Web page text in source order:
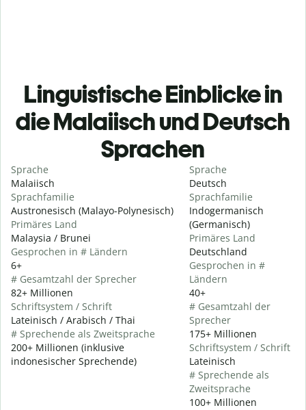
Linguistische Einblicke in
die Malaiisch und Deutsch
Sprachen
Sprache
Malaiisch
Sprachfamilie
Austronesisch (Malayo-Polynesisch)
Primäres Land
Malaysia / Brunei
Gesprochen in # Ländern
6+
# Gesamtzahl der Sprecher
82+ Millionen
Schriftsystem / Schrift
Lateinisch / Arabisch / Thai
# Sprechende als Zweitsprache
200+ Millionen (inklusive
indonesischer Sprechende)
Sprache
Deutsch
Sprachfamilie
Indogermanisch
(Germanisch)
Primäres Land
Deutschland
Gesprochen in #
Ländern
40+
# Gesamtzahl der
Sprecher
175+ Millionen
Schriftsystem / Schrift
Lateinisch
# Sprechende als
Zweitsprache
100+ Millionen